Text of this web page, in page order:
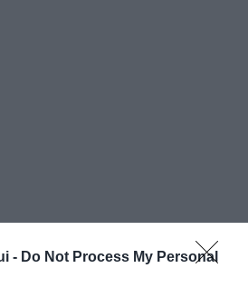
- Do Not Process My Personal